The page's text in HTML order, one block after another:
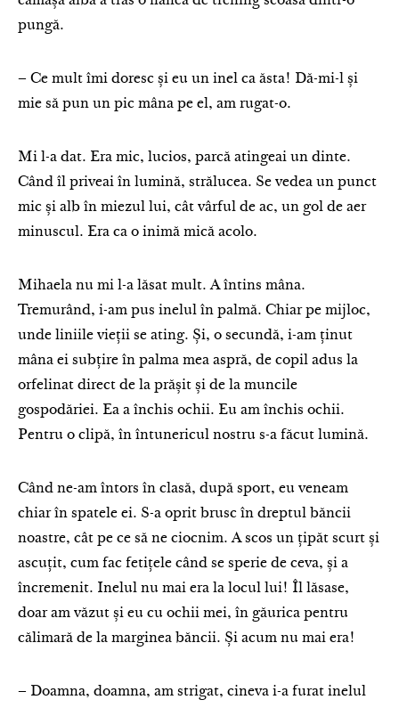
pungă.
– Ce mult îmi doresc și eu un inel ca ăsta! Dă-mi-l și
mie să pun un pic mâna pe el, am rugat-o.
Mi l-a dat. Era mic, lucios, parcă atingeai un dinte.
Când îl priveai în lumină, strălucea. Se vedea un punct
mic și alb în miezul lui, cât vârful de ac, un gol de aer
minuscul. Era ca o inimă mică acolo.
Mihaela nu mi l-a lăsat mult. A întins mâna.
Tremurând, i-am pus inelul în palmă. Chiar pe mijloc,
unde liniile vieții se ating. Și, o secundă, i-am ținut
mâna ei subțire în palma mea aspră, de copil adus la
orfelinat direct de la prășit și de la muncile
gospodăriei. Ea a închis ochii. Eu am închis ochii.
Pentru o clipă, în întunericul nostru s-a făcut lumină.
Când ne-am întors în clasă, după sport, eu veneam
chiar în spatele ei. S-a oprit brusc în dreptul băncii
noastre, cât pe ce să ne ciocnim. A scos un țipăt scurt și
ascuțit, cum fac fetițele când se sperie de ceva, și a
încremenit. Inelul nu mai era la locul lui! Îl lăsase,
doar am văzut și eu cu ochii mei, în găurica pentru
călimară de la marginea băncii. Și acum nu mai era!
– Doamna, doamna, am strigat, cineva i-a furat inelul